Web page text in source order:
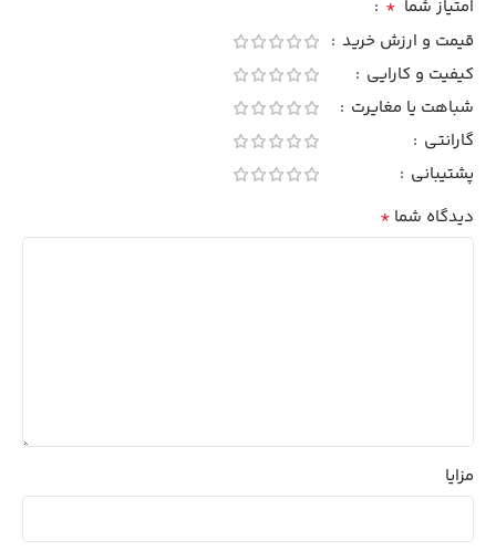
امتیاز شما *
قیمت و ارزش خرید
کیفیت و کارایی
شباهت یا مغایرت
گارانتی
پشتیبانی
دیدگاه شما *
مزایا